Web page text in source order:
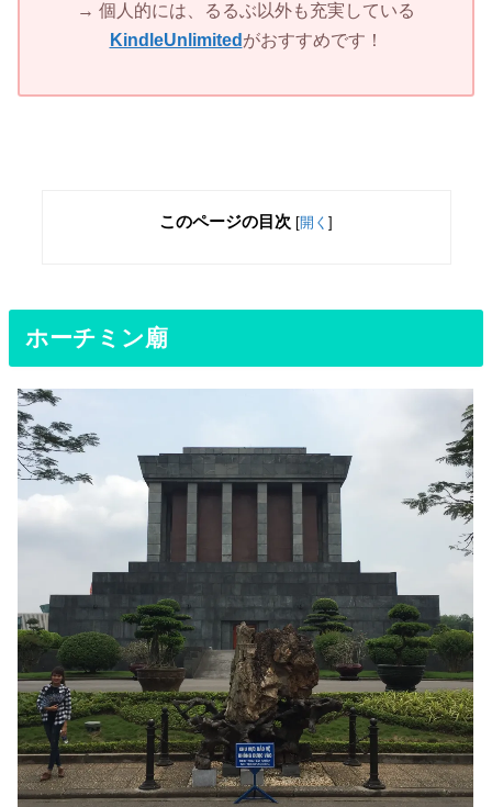
→ 個人的には、るるぶ以外も充実している
KindleUnlimited がおすすめです！
このページの目次 [開く ]
ホーチミン廟